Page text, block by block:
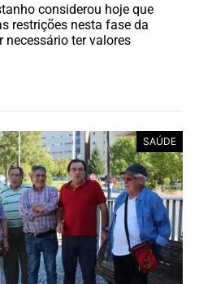
considerou hoje que
restrições nesta fase da
necessário ter valores
SAÚDE